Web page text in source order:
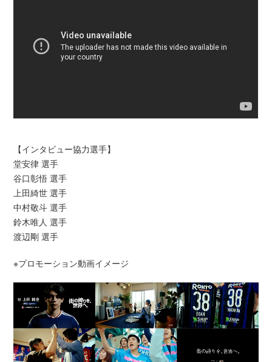
【インタビュー協力選手】
堂安律 選手
谷口彰悟 選手
上田綺世 選手
中村敬斗 選手
鈴木唯人 選手
渡辺剛 選手
※プロモーション動画イメージ